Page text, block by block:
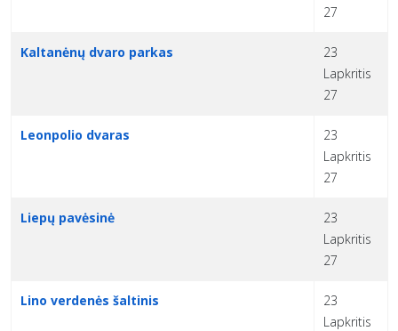
27
Kaltanėnų dvaro parkas
23
Lapkritis
27
Leonpolio dvaras
23
Lapkritis
27
Liepų pavėsinė
23
Lapkritis
27
Lino verdenės šaltinis
23
Lapkritis